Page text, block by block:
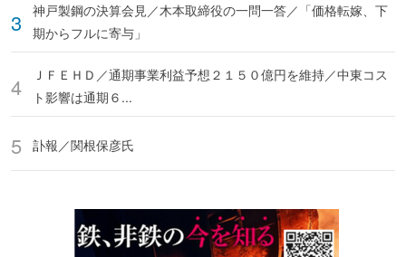
神戸製鋼の決算会見／木本取締役の一問一答／「価格転嫁、下
期からフルに寄与」
ＪＦＥＨＤ／通期事業利益予想２１５０億円を維持／中東コス
ト影響は通期６...
訃報／関根保彦氏